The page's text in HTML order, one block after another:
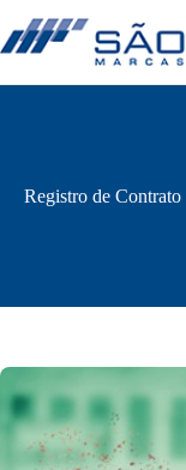
para
o
Registro de